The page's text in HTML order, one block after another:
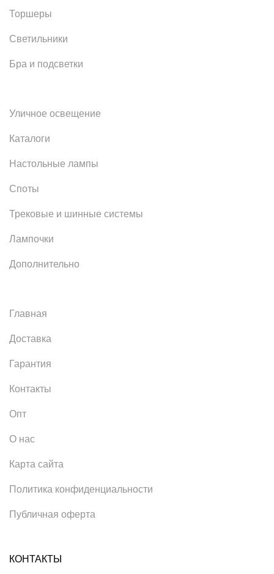
Торшеры
Светильники
Бра и подсветки
Уличное освещение
Каталоги
Настольные лампы
Споты
Трековые и шинные системы
Лампочки
Дополнительно
Главная
Доставка
Гарантия
Контакты
Опт
О нас
Карта сайта
Политика конфиденциальности
Публичная оферта
КОНТАКТЫ